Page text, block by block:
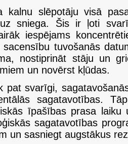
kalnu slēpotāju visā
sniega. Šis ir ļoti
iespējams
sacensību tuvošanās
nostiprināt stāju un
un novērst kļūdas.
pat svarīgi,
sagatavotības.
īpašības prasa
sagatavotības
un sasniegt augstākus